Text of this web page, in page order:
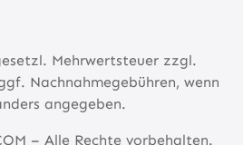
Mehrwertsteuer zzgl.
Nachnahmegebühren, wenn
angegeben.
– Alle Rechte vorbehalten.